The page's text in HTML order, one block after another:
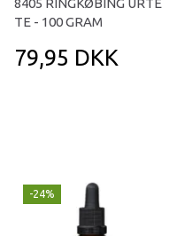
8405 RINGKØBING URTE
TE - 100 GRAM
79,95 DKK
-24%